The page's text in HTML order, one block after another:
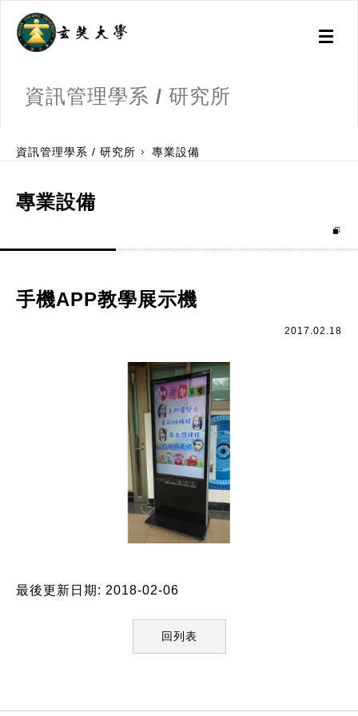
Toggle
資訊管理學系 / 研究所
資訊管理學系 / 研究所
專業設備
專業設備
手機APP教學展示機
2017.02.18
最後更新日期: 2018-02-06
回列表